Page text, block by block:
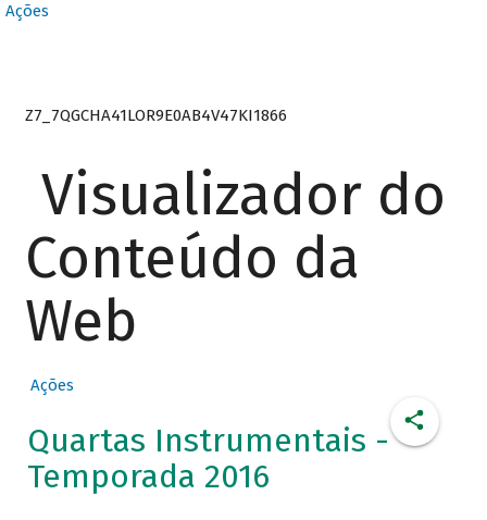
Ações
Z7_7QGCHA41LOR9E0AB4V47KI1866
Visualizador do
Conteúdo da
Web
Ações
Quartas Instrumentais -
Temporada 2016